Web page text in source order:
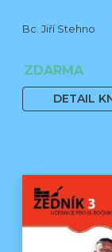
Bc. Jiří Stehno
ZDARMA
DETAIL